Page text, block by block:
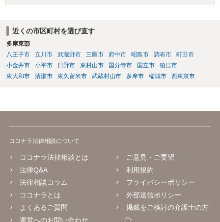
相互に助け合いながら生活していく意思というとイメージしやすいか
めに配偶者という立場を得ることが主な目的となります。 したがっ
て、形式的に届出がなされたとしても、双方は夫婦生活を営む意思が
ないので、婚姻意思はありません。 よって、婚姻は婚姻意思の欠如に
より、無効となります。
近くの市区町村を選び直す
多摩東部
八王子市
立川市 武蔵野市 三鷹市 府中市 昭島市 調布市
町田市
小金井市
小平市 日野市 東村山市 国分寺市 国立市
狛江市
東大和市
清瀬市 東久留米市 武蔵村山市 多摩市 稲城市 西東京市
ココナラ法律相談について
ココナラ法律相談とは
法律Q&A
法律相談コラム
ココナラとは
よくあるご質問
運営へのお問い合わせ
ご意見・ご要望
利用規約
プライバシーポリシー
外部送信ポリシー
掲載をご検討の弁護士の方
へ